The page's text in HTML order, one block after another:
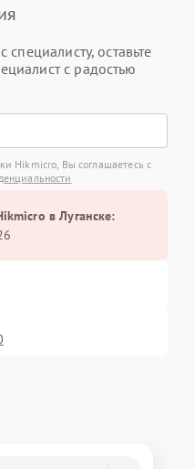
специалисту, оставьте
с радостью
Hikmicro, Вы соглашаетесь с
в Луганске: